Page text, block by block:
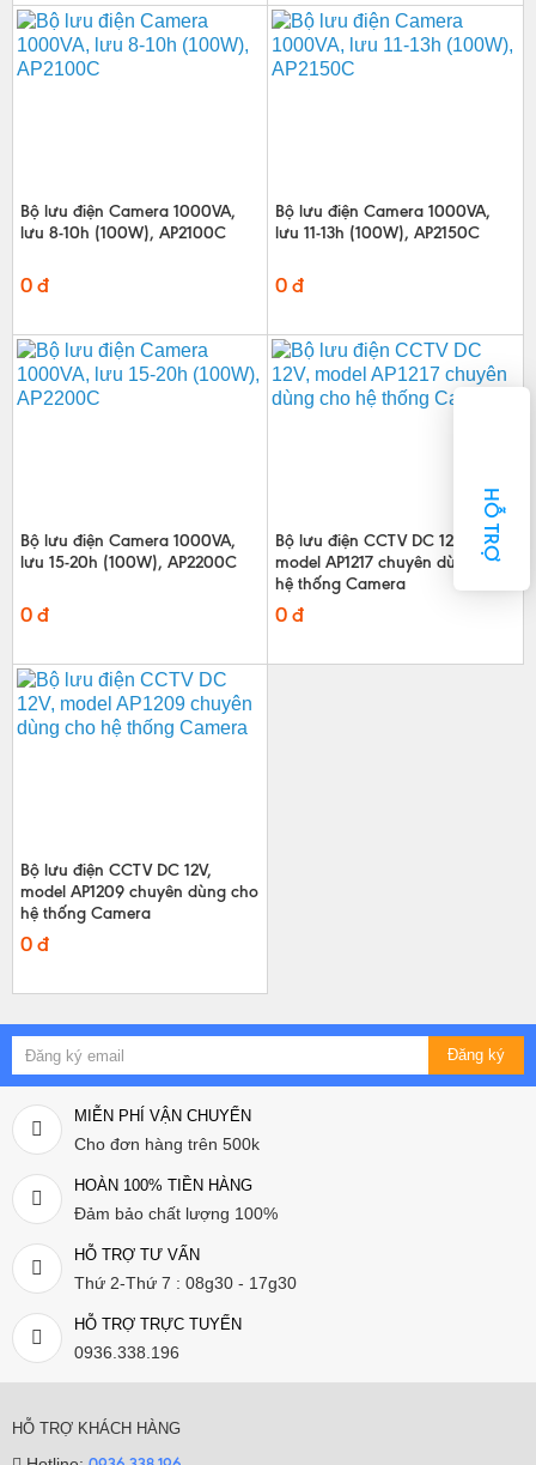
HỖ TRỢ
Bộ lưu điện Camera 1000VA,
lưu 8-10h (100W), AP2100C
0 đ
Bộ lưu điện Camera 1000VA,
lưu 11-13h (100W), AP2150C
0 đ
Bộ lưu điện Camera 1000VA,
lưu 15-20h (100W), AP2200C
0 đ
Bộ lưu điện CCTV DC 12V,
model AP1217 chuyên dùng cho
hệ thống Camera
0 đ
Bộ lưu điện CCTV DC 12V,
model AP1209 chuyên dùng cho
hệ thống Camera
0 đ
Đăng ký
MIỄN PHÍ VẬN CHUYỂN
Cho đơn hàng trên 500k
HOÀN 100% TIỀN HÀNG
Đảm bảo chất lượng 100%
HỖ TRỢ TƯ VẤN
Thứ 2-Thứ 7 : 08g30 - 17g30
HỖ TRỢ TRỰC TUYẾN
0936.338.196
HỖ TRỢ KHÁCH HÀNG